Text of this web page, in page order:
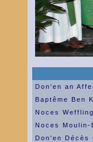
Don'en an
Baptême Ben
Noces
Noces Moulin-
Don'en Décès